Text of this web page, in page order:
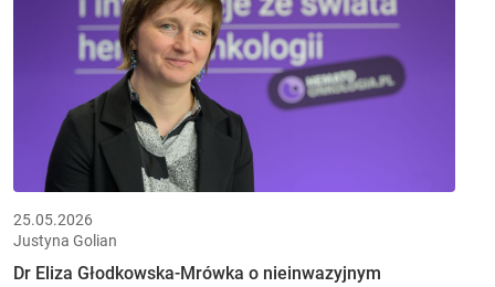
25.05.2026
Justyna Golian
Dr Eliza Głodkowska-Mrówka o nieinwazyjnym